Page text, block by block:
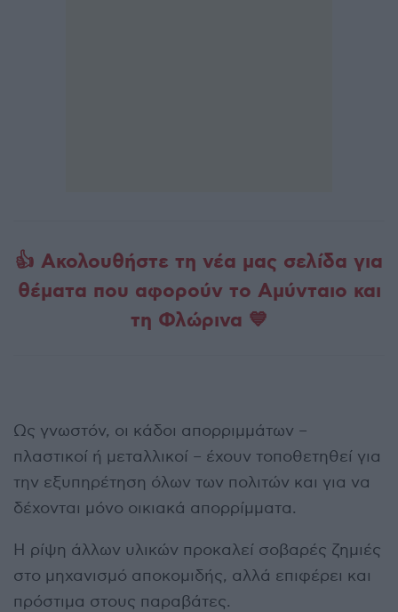
👍 Ακολουθήστε τη νέα μας σελίδα για
θέματα που αφορούν το Αμύνταιο και
τη Φλώρινα 💙
Ως γνωστόν, οι κάδοι απορριμμάτων –
πλαστικοί ή μεταλλικοί – έχουν τοποθετηθεί για
την εξυπηρέτηση όλων των πολιτών και για να
δέχονται μόνο οικιακά απορρίμματα.
Η ρίψη άλλων υλικών προκαλεί σοβαρές ζημιές
στο μηχανισμό αποκομιδής, αλλά επιφέρει και
πρόστιμα στους παραβάτες.